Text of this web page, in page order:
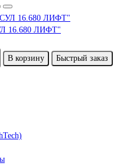
16.680 ЛИФТ"
В корзину
Быстрый заказ